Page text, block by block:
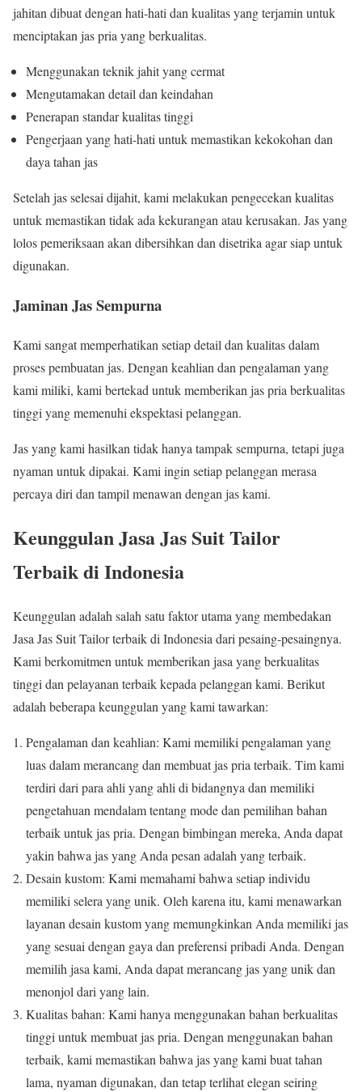
jahitan dibuat dengan hati-hati dan kualitas yang terjamin untuk
menciptakan jas pria yang berkualitas.
Menggunakan teknik jahit yang cermat
Mengutamakan detail dan keindahan
Penerapan standar kualitas tinggi
Pengerjaan yang hati-hati untuk memastikan kekokohan dan
daya tahan jas
Setelah jas selesai dijahit, kami melakukan pengecekan kualitas
untuk memastikan tidak ada kekurangan atau kerusakan. Jas yang
lolos pemeriksaan akan dibersihkan dan disetrika agar siap untuk
digunakan.
Jaminan Jas Sempurna
Kami sangat memperhatikan setiap detail dan kualitas dalam
proses pembuatan jas. Dengan keahlian dan pengalaman yang
kami miliki, kami bertekad untuk memberikan jas pria berkualitas
tinggi yang memenuhi ekspektasi pelanggan.
Jas yang kami hasilkan tidak hanya tampak sempurna, tetapi juga
nyaman untuk dipakai. Kami ingin setiap pelanggan merasa
percaya diri dan tampil menawan dengan jas kami.
Keunggulan Jasa Jas Suit Tailor
Terbaik di Indonesia
Keunggulan adalah salah satu faktor utama yang membedakan
Jasa Jas Suit Tailor terbaik di Indonesia dari pesaing-pesaingnya.
Kami berkomitmen untuk memberikan jasa yang berkualitas
tinggi dan pelayanan terbaik kepada pelanggan kami. Berikut
adalah beberapa keunggulan yang kami tawarkan:
Pengalaman dan keahlian: Kami memiliki pengalaman yang
luas dalam merancang dan membuat jas pria terbaik. Tim kami
terdiri dari para ahli yang ahli di bidangnya dan memiliki
pengetahuan mendalam tentang mode dan pemilihan bahan
terbaik untuk jas pria. Dengan bimbingan mereka, Anda dapat
yakin bahwa jas yang Anda pesan adalah yang terbaik.
Desain kustom: Kami memahami bahwa setiap individu
memiliki selera yang unik. Oleh karena itu, kami menawarkan
layanan desain kustom yang memungkinkan Anda memiliki jas
yang sesuai dengan gaya dan preferensi pribadi Anda. Dengan
memilih jasa kami, Anda dapat merancang jas yang unik dan
menonjol dari yang lain.
Kualitas bahan: Kami hanya menggunakan bahan berkualitas
tinggi untuk membuat jas pria. Dengan menggunakan bahan
terbaik, kami memastikan bahwa jas yang kami buat tahan
lama, nyaman digunakan, dan tetap terlihat elegan seiring